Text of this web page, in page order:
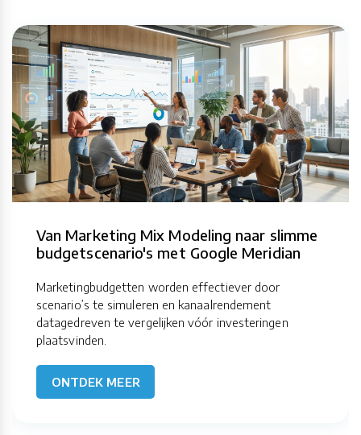
Van Marketing Mix Modeling naar slimme
budgetscenario's met Google Meridian
Marketingbudgetten worden effectiever door
scenario’s te simuleren en kanaalrendement
datagedreven te vergelijken vóór investeringen
plaatsvinden.
ONTDEK MEER